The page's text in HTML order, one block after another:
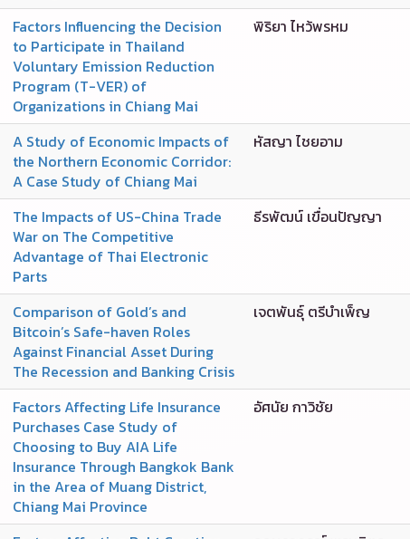
Factors Influencing the Decision
to Participate in Thailand
Voluntary Emission Reduction
Program (T-VER) of
Organizations in Chiang Mai
พิริยา ไหว้พรหม
A Study of Economic Impacts of
the Northern Economic Corridor:
A Case Study of Chiang Mai
หัสญา ไชยอาม
The Impacts of US-China Trade
War on The Competitive
Advantage of Thai Electronic
Parts
ธีรพัฒน์ เขื่อนปัญญา
Comparison of Gold’s and
Bitcoin’s Safe-haven Roles
Against Financial Asset During
The Recession and Banking Crisis
เจตพันธ์ุ ตรีบำเพ็ญ
Factors Affecting Life Insurance
Purchases Case Study of
Choosing to Buy AIA Life
Insurance Through Bangkok Bank
in the Area of Muang District,
Chiang Mai Province
อัศนัย กาวิชัย